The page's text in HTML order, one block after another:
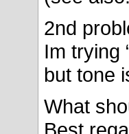
2nd
Im trying
but tone
What
Best